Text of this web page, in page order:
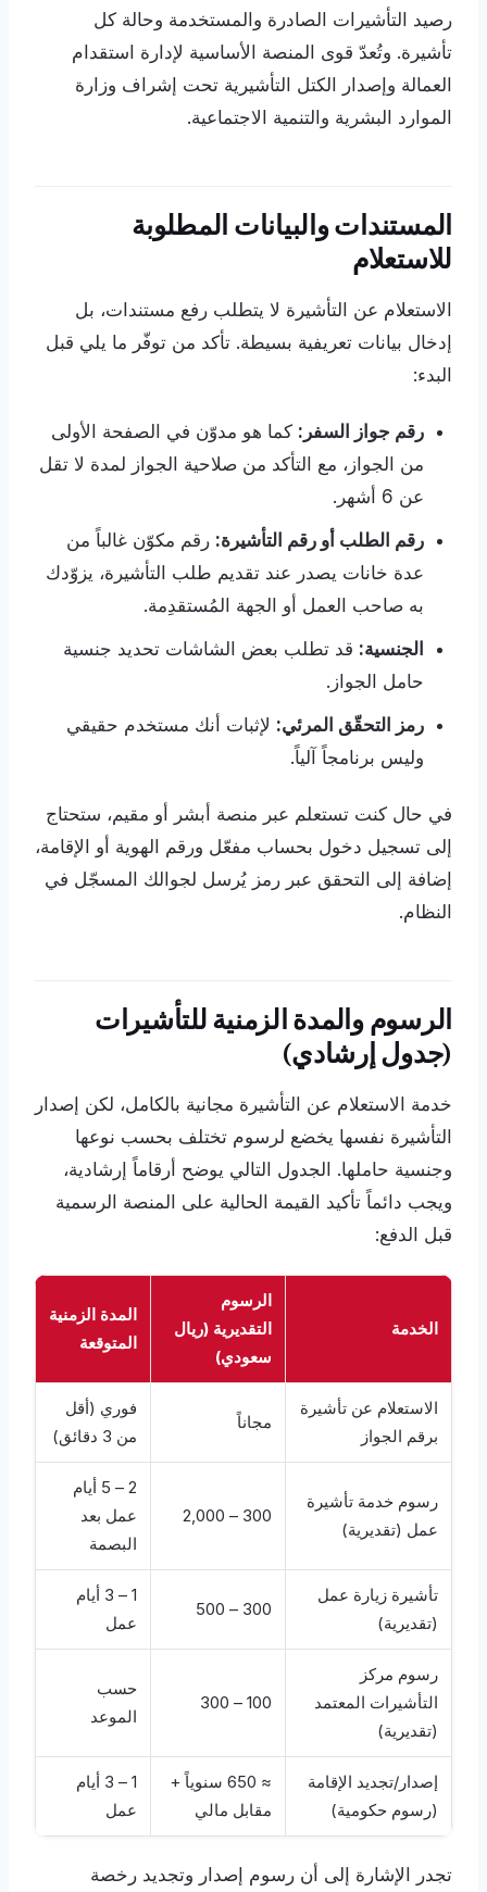
رصيد التأشيرات الصادرة والمستخدمة وحالة كل
تأشيرة. وتُعدّ قوى المنصة الأساسية لإدارة استقدام
العمالة وإصدار الكتل التأشيرية تحت إشراف وزارة
الموارد البشرية والتنمية الاجتماعية.
المستندات والبيانات المطلوبة
للاستعلام
الاستعلام عن التأشيرة لا يتطلب رفع مستندات، بل
إدخال بيانات تعريفية بسيطة. تأكد من توفّر ما يلي قبل
البدء:
رقم جواز السفر: كما هو مدوّن في الصفحة الأولى
من الجواز، مع التأكد من صلاحية الجواز لمدة لا تقل
عن 6 أشهر.
رقم الطلب أو رقم التأشيرة: رقم مكوّن غالباً من
عدة خانات يصدر عند تقديم طلب التأشيرة، يزوّدك
به صاحب العمل أو الجهة المُستقدِمة.
الجنسية: قد تطلب بعض الشاشات تحديد جنسية
حامل الجواز.
رمز التحقّق المرئي: لإثبات أنك مستخدم حقيقي
وليس برنامجاً آلياً.
في حال كنت تستعلم عبر منصة أبشر أو مقيم، ستحتاج
إلى تسجيل دخول بحساب مفعّل ورقم الهوية أو الإقامة،
إضافة إلى التحقق عبر رمز يُرسل لجوالك المسجّل في
النظام.
الرسوم والمدة الزمنية للتأشيرات
(جدول إرشادي)
خدمة الاستعلام عن التأشيرة مجانية بالكامل، لكن إصدار
التأشيرة نفسها يخضع لرسوم تختلف بحسب نوعها
وجنسية حاملها. الجدول التالي يوضح أرقاماً إرشادية،
ويجب دائماً تأكيد القيمة الحالية على المنصة الرسمية
قبل الدفع:
الخدمة
الرسوم
التقديرية (ريال
سعودي)
المدة الزمنية
المتوقعة
الاستعلام عن تأشيرة
برقم الجواز
مجاناً
فوري (أقل
من 3 دقائق)
رسوم خدمة تأشيرة
عمل (تقديرية)
300 – 2,000
2 – 5 أيام
عمل بعد
البصمة
تأشيرة زيارة عمل
(تقديرية)
300 – 500
1 – 3 أيام
عمل
رسوم مركز
التأشيرات المعتمد
(تقديرية)
100 – 300
حسب
الموعد
إصدار/تجديد الإقامة
(رسوم حكومية)
≈ 650 سنوياً +
مقابل مالي
1 – 3 أيام
عمل
تجدر الإشارة إلى أن رسوم إصدار وتجديد رخصة